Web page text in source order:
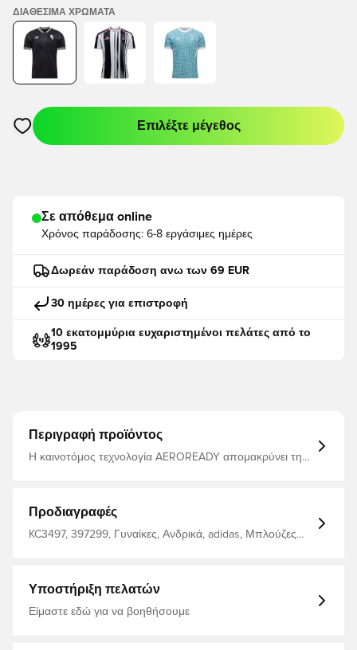
ΔΙΑΘΈΣΙΜΑ ΧΡΏΜΑΤΑ
Ανοίγει ένα Modal για να συνδεθείτε ή να εγγραφείτε ως
Επιλέξτε μέγεθος
Σε απόθεμα online
Χρόνος παράδοσης: 6-8 εργάσιμες ημέρες
Δωρεάν παράδοση ανω των 69 EUR
30 ημέρες για επιστροφή
10 εκατομμύρια ευχαριστημένοι πελάτες από το
1995
Περιγραφή προϊόντος
Η καινοτόμος τεχνολογία AEROREADY απομακρύνει την
Κατασκευασμένο από 100% πολυεστέρα.
Προδιαγραφές
KC3497, 397299, Γυναίκες, Ανδρικά, adidas, Μπλούζες
Υποστήριξη πελατών
Είμαστε εδώ για να βοηθήσουμε